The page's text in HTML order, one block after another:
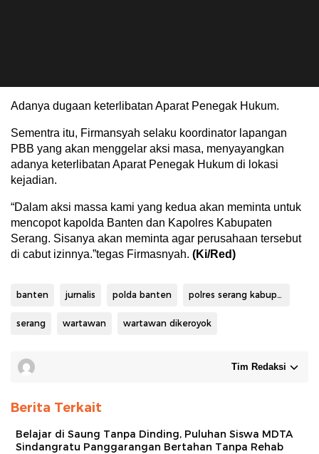
Adanya dugaan keterlibatan Aparat Penegak Hukum.
Sementra itu, Firmansyah selaku koordinator lapangan
PBB yang akan menggelar aksi masa, menyayangkan
adanya keterlibatan Aparat Penegak Hukum di lokasi
kejadian.
“Dalam aksi massa kami yang kedua akan meminta untuk
mencopot kapolda Banten dan Kapolres Kabupaten
Serang. Sisanya akan meminta agar perusahaan tersebut
di cabut izinnya.”tegas Firmasnyah. (Ki/Red)
banten jurnalis polda banten polres serang kabupaten
serang wartawan wartawan dikeroyok
Tim Redaksi
Berita Terkait
Belajar di Saung Tanpa Dinding, Puluhan Siswa MDTA
Sindangratu Panggarangan Bertahan Tanpa Rehab